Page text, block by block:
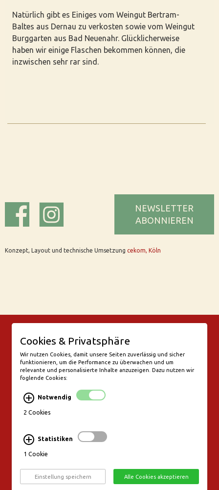
Natürlich gibt es Einiges vom Weingut Bertram-
Baltes aus Dernau zu verkosten sowie vom Weingut
Burggarten aus Bad Neuenahr. Glücklicherweise
haben wir einige Flaschen bekommen können, die
inzwischen sehr rar sind.
Konzept, Layout und technische Umsetzung cekom, Köln
NEWSLETTER
ABONNIEREN
Friesenwall 58
50672 Köln
valentine@bar-rix.de
Di + Mi Weinproben
Do 17:00-23:00
Fr - Sa 17:00 - 01:00
Stornierungsbedingungen
Datenschutz
Cookies & Privatsphäre
Wir nutzen Cookies, damit unsere Seiten zuverlässig und sicher
funktionieren, um die Performance zu überwachen und um
relevante und personalisierte Inhalte anzuzeigen. Dazu nutzen wir
foglende Cookies:
Notwendig
2 Cookies
Statistiken
1 Cookie
Einstellung speichern Alle Cookies akzeptieren